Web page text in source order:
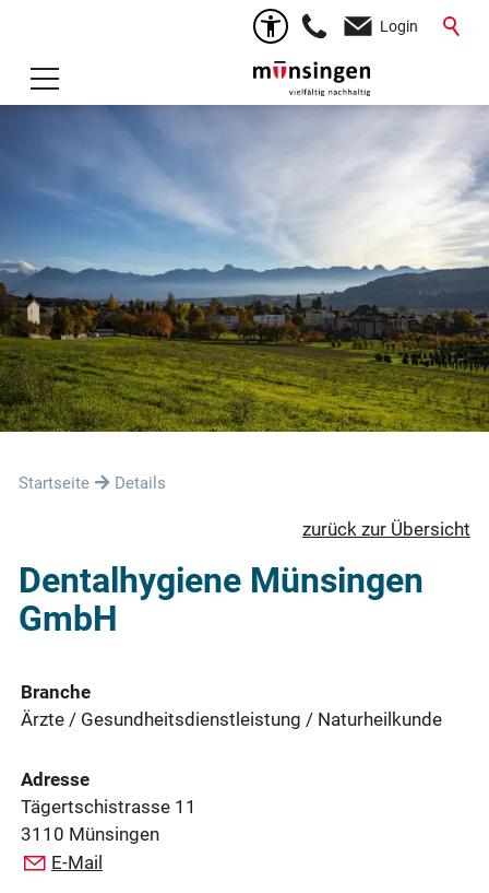
Login
Startseite Details
zurück zur Übersicht
Dentalhygiene Münsingen
GmbH
Branche
Ärzte / Gesundheitsdienstleistung / Naturheilkunde
Adresse
Tägertschistrasse 11
3110 Münsingen
E-Mail